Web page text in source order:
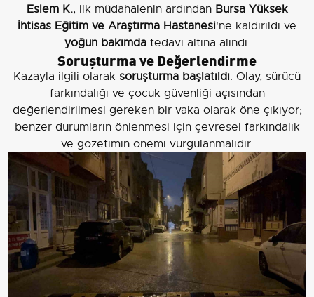
Eslem K., ilk müdahalenin ardından Bursa Yüksek
İhtisas Eğitim ve Araştırma Hastanesi'ne kaldırıldı ve
yoğun bakımdatedavi altına alındı.
Soruşturma ve Değerlendirme
Kazayla ilgili olarak soruşturma başlatıldı. Olay, sürücü
farkındalığı ve çocuk güvenliği açısından
değerlendirilmesi gereken bir vaka olarak öne çıkıyor;
benzer durumların önlenmesi için çevresel farkındalık
ve gözetimin önemi vurgulanmalıdır.